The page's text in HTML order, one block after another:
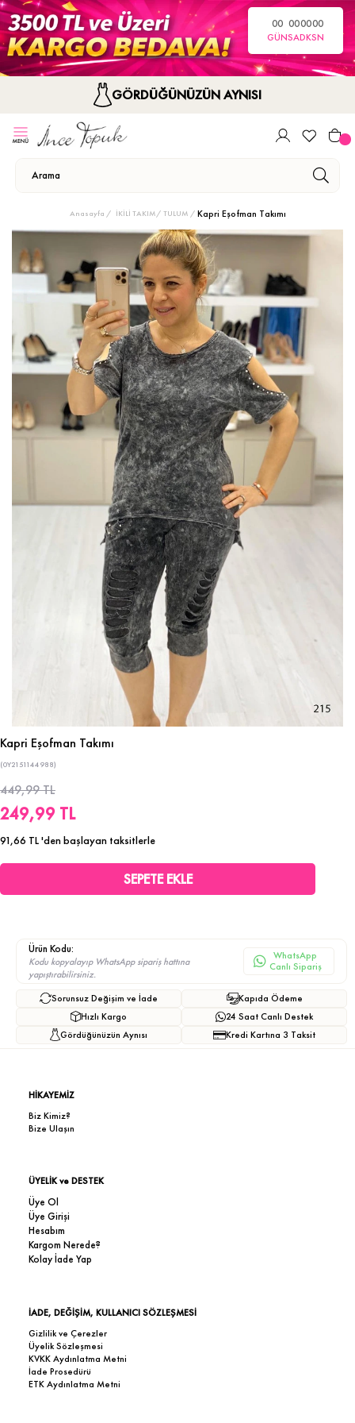
00
GÜN
00
SA
00
DK
00
SN
GÖRDÜĞÜNÜZÜN AYNISI
Anasayfa İKİLİ TAKIM/ TULUM Kapri Eşofman Takımı
Kapri Eşofman Takımı
(0Y2151144988)
449,99 TL
249,99 TL
91,66 TL'den başlayan taksitlerle
Ürün Kodu:
Kodu kopyalayıp WhatsApp sipariş hattına
yapıştırabilirsiniz.
WhatsApp
Canlı Sipariş
Sorunsuz Değişim ve İade
Hızlı Kargo
Gördüğünüzün Aynısı
Kapıda Ödeme
24 Saat Canlı Destek
Kredi Kartına 3 Taksit
HİKAYEMİZ
Biz Kimiz?
Bize Ulaşın
ÜYELİK ve DESTEK
Üye Ol
Üye Girişi
Hesabım
Kargom Nerede?
Kolay İade Yap
İADE, DEĞİŞİM, KULLANICI SÖZLEŞMESİ
Gizlilik ve Çerezler
Üyelik Sözleşmesi
KVKK Aydınlatma Metni
İade Prosedürü
ETK Aydınlatma Metni